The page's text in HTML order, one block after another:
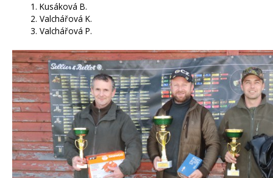
Kusáková B.
Valchářová K.
Valchářová P.